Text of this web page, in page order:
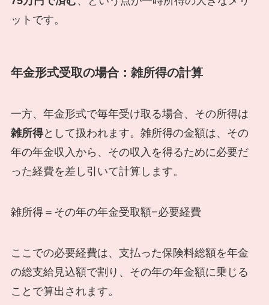
ットです。
年金形式受取の場合：雑所得の計算
一方、年金形式で毎年受け取る場合、その所得は
雑所得として扱われます。雑所得の金額は、その
年の年金収入から、その収入を得るために必要だ
った経費を差し引いて計算します。
雑所得＝その年の年金受取額−必要経費
ここでの必要経費は、支払った保険料総額を年金
の総支給見込額で割り、その年の年金額に乗じる
ことで算出されます。